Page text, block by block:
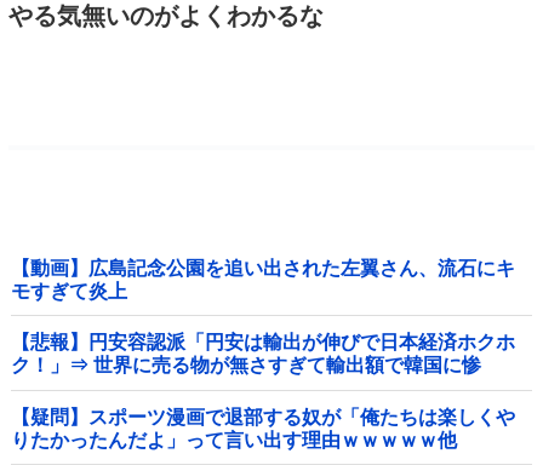
やる気無いのがよくわかるな
【動画】広島記念公園を追い出された左翼さん、流石にキ
モすぎて炎上
【悲報】円安容認派「円安は輸出が伸びで日本経済ホクホ
ク！」⇒ 世界に売る物が無さすぎて輸出額で韓国に惨
敗・・・
【疑問】スポーツ漫画で退部する奴が「俺たちは楽しくや
りたかったんだよ」って言い出す理由ｗｗｗｗｗ他